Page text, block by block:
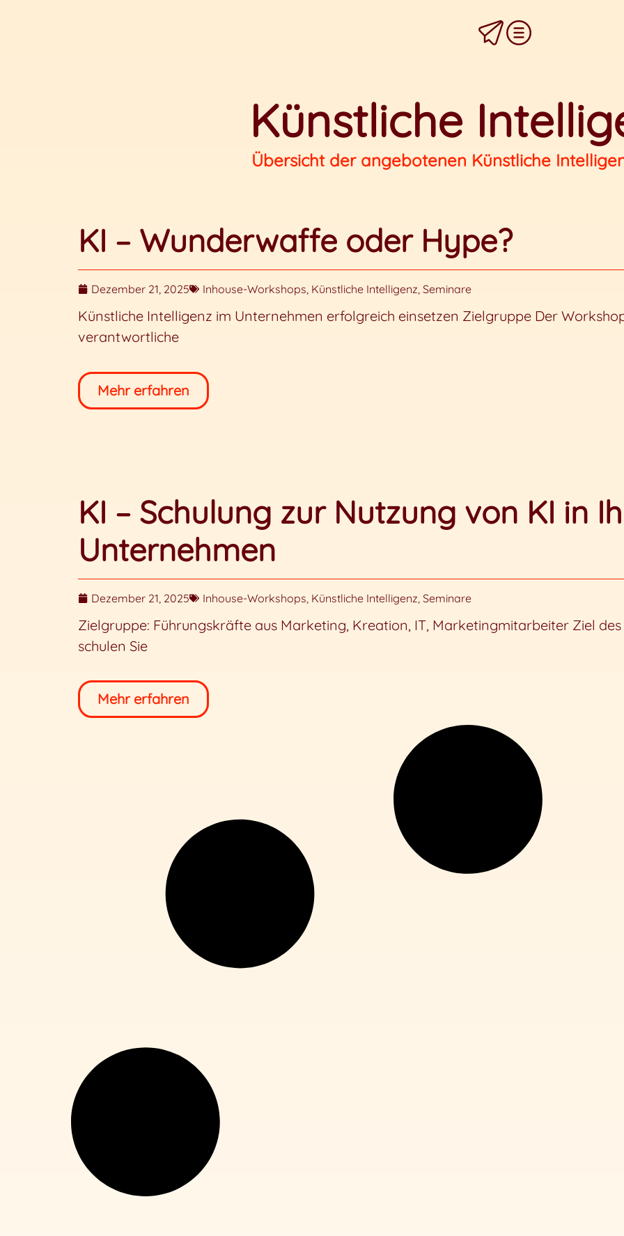
Künstliche
Übersicht der angebotenen Künstliche
KI – Wunderwaffe oder Hype?
Dezember 21, 2025 Inhouse-Workshops, Künstliche Intelligenz, Seminare
Künstliche Intelligenz im Unternehmen erfolgreich einsetzen Zielgruppe Der
verantwortliche
Mehr erfahren
KI – Schulung zur Nutzung von KI in
Unternehmen
Dezember 21, 2025 Inhouse-Workshops Künstliche Intelligenz Seminare
Zielgruppe: Führungskräfte aus Marketing, Kreation, IT, Marketingmitarbeiter Ziel
schulen Sie
Mehr erfahren